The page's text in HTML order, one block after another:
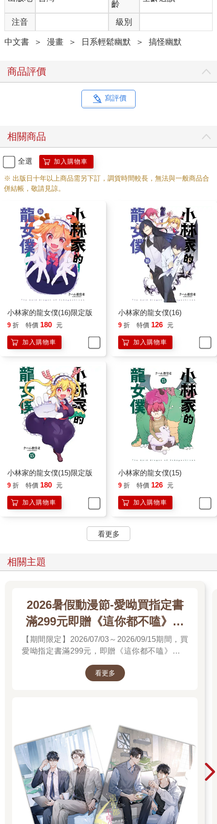
齡
注音 級別
中文書 ＞ 漫畫 ＞ 日系輕鬆幽默 ＞ 搞怪幽默
商品評價
寫評價
相關商品
全選 加入購物車
※ 出版日十年以上商品需另下訂，調貨時間較長，無法與一般商品合
併結帳，敬請見諒。
小林家的龍女僕(16)限定版
9 折 特價 180 元
加入購物車
小林家的龍女僕(16)
9 折 特價 126 元
加入購物車
小林家的龍女僕(15)限定版
9 折 特價 180 元
加入購物車
小林家的龍女僕(15)
9 折 特價 126 元
加入購物車
看更多
相關主題
2026暑假動漫節-愛呦買指定書
滿299元即贈《這你都不嗑》文
件夾
【期間限定】2026/07/03～2026/09/15期間，買
愛呦指定書滿299元，即贈《這你都不嗑》文件
夾！單筆訂單不累贈，數量有限，送完為止！
看更多